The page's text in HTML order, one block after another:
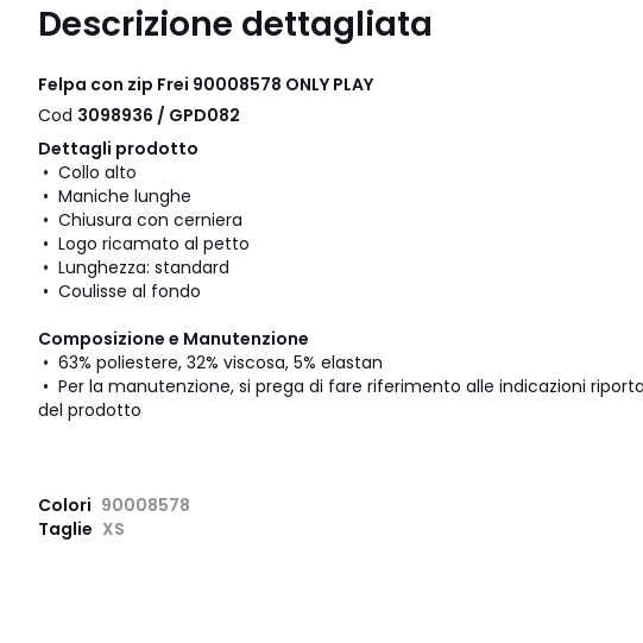
Descrizione dettagliata
Felpa con zip Frei 90008578 ONLY PLAY
Cod 3098936 / GPD082
Dettagli prodotto
• Collo alto
• Maniche lunghe
• Chiusura con cerniera
• Logo ricamato al petto
• Lunghezza: standard
• Coulisse al fondo
Composizione e Manutenzione
• 63% poliestere, 32% viscosa, 5% elastan
• Per la manutenzione, si prega di fare riferimento alle indicazioni
del prodotto
Colori 90008578
Taglie XS